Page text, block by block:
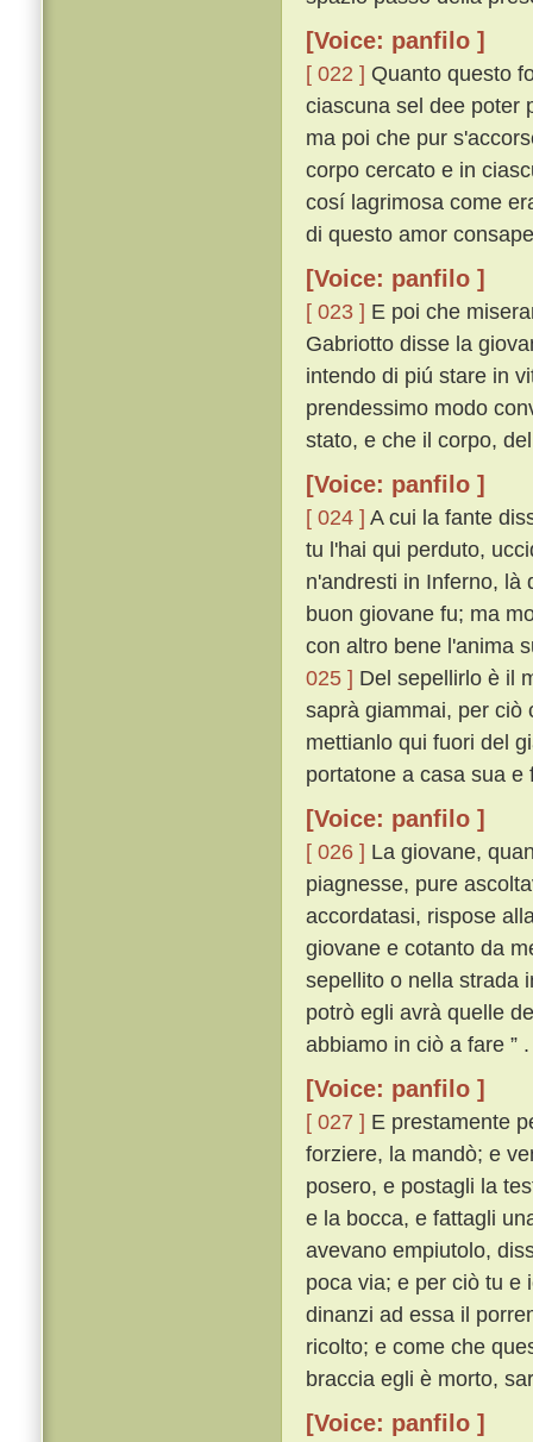
[Voice: panfilo ]
[ 022 ] Quanto questo
ciascuna sel dee poter
ma poi che pur
corpo cercato e in
cosí lagrimosa come
di questo amor
[Voice: panfilo ]
[ 023 ] E poi che
Gabriotto disse la
intendo di piú stare in
prendessimo modo
stato, e che il corpo,
[Voice: panfilo ]
[ 024 ] A cui la fante
tu l'hai qui perduto,
n'andresti in Inferno, là
buon giovane fu; ma
con altro bene l'anima
025 ] Del sepellirlo è il
saprà giammai, per ciò
mettianlo qui fuori del
portatone a casa sua e
[Voice: panfilo ]
[ 026 ] La giovane,
piagnesse, pure
accordatasi, rispose
giovane e cotanto da
sepellito o nella strada
potrò egli avrà quelle
abbiamo in ciò a fare ” .
[Voice: panfilo ]
[ 027 ] E prestamente
forziere, la mandò; e
posero, e postagli la
e la bocca, e fattagli
avevano empiutolo,
poca via; e per ciò tu e
dinanzi ad essa il
ricolto; e come che
braccia egli è morto,
[Voice: panfilo ]